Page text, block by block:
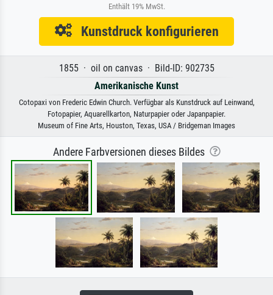
Enthält 19% MwSt.
Kunstdruck konfigurieren
1855 · oil on canvas · Bild-ID: 902735
Amerikanische Kunst
Cotopaxi von Frederic Edwin Church. Verfügbar als Kunstdruck auf Leinwand,
Fotopapier, Aquarellkarton, Naturpapier oder Japanpapier.
Museum of Fine Arts, Houston, Texas, USA / Bridgeman Images
Andere Farbversionen dieses Bildes